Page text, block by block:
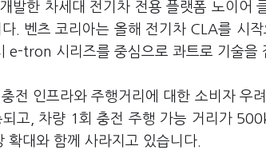
발한 차세대 전기차 전용 플랫폼 노이어
. 벤츠 코리아는 올해 전기차 CLA를 시
e-tron 시리즈를 중심으로 콰트로 기술을
전 인프라와 주행거리에 대한 소비자 우
고, 차량 1회 충전 주행 가능 거리가
확대와 함께 사라지고 있습니다.